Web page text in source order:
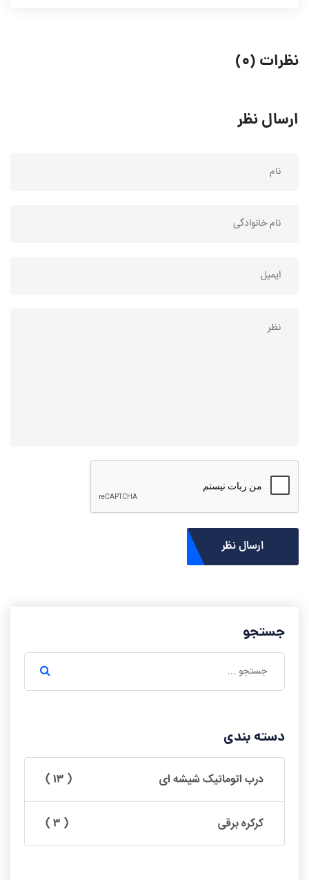
نظرات (۰)
ارسال نظر
ارسال نظر
جستجو
دسته بندی
درب اتوماتیک شیشه ای ( ۱۳ )
کرکره برقی ( ۳ )